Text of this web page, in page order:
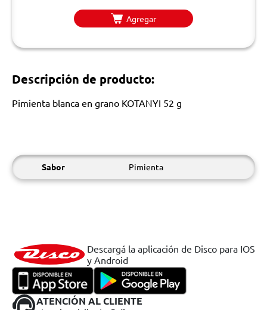
Agregar
Descripción de producto:
Pimienta blanca en grano KOTANYI 52 g
Sabor Pimienta
Descargá la aplicación de Disco para IOS
y Android
ATENCIÓN AL CLIENTE